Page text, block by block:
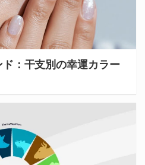
：干支別の幸運カラー